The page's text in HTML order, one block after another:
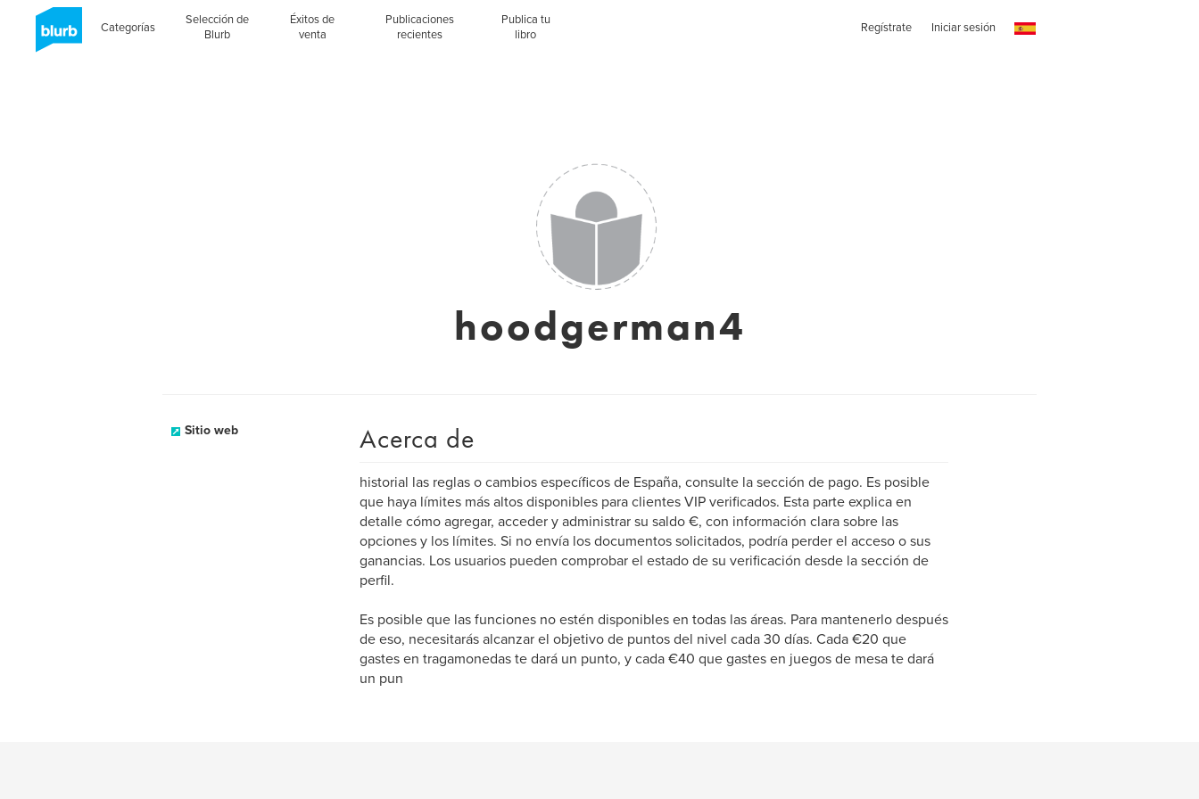
Categorías
Selección de
Blurb
Éxitos de
venta
Publicaciones
recientes
Publica tu
libro
Regístrate Iniciar sesión
hoodgerman4
Sitio web Acerca de
historial las reglas o cambios específicos de España, consulte la sección de pago. Es posible
que haya límites más altos disponibles para clientes VIP verificados. Esta parte explica en
detalle cómo agregar, acceder y administrar su saldo €, con información clara sobre las
opciones y los límites. Si no envía los documentos solicitados, podría perder el acceso o sus
ganancias. Los usuarios pueden comprobar el estado de su verificación desde la sección de
perfil.
Es posible que las funciones no estén disponibles en todas las áreas. Para mantenerlo después
de eso, necesitarás alcanzar el objetivo de puntos del nivel cada 30 días. Cada €20 que
gastes en tragamonedas te dará un punto, y cada €40 que gastes en juegos de mesa te dará
un pun